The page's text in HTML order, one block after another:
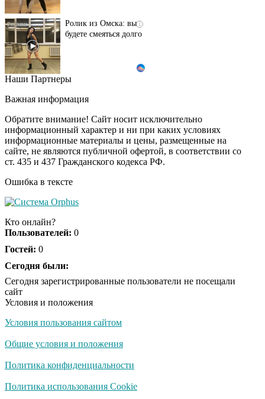
i
Ролик из Омска: вы
будете смеяться долго
Ржу не переставая, это
не раз
i
Скрытая камера на
пляже Крыма: Что
люди вытворяют, когда
Ролик длится
долго
Королева вагона
оставит равнодушным
Забывший о
Плющенко отправляет
Азербайджан
Наши Партнеры
Важная информация
Обратите внимание! Сайт носит исключительно
информационный характер и ни при каких условиях
информационные материалы и цены, размещенные на
сайте, не являются публичной офертой, в соответствии со
ст. 435 и 437 Гражданского кодекса РФ.
Ошибка в тексте
Кто онлайн?
Пользователей: 0
Гостей: 0
Сегодня были:
Сегодня зарегистрированные пользователи не посещали
сайт
Условия и положения
Условия пользования сайтом
Общие условия и положения
Политика конфиденциальности
Политика использования Cookie